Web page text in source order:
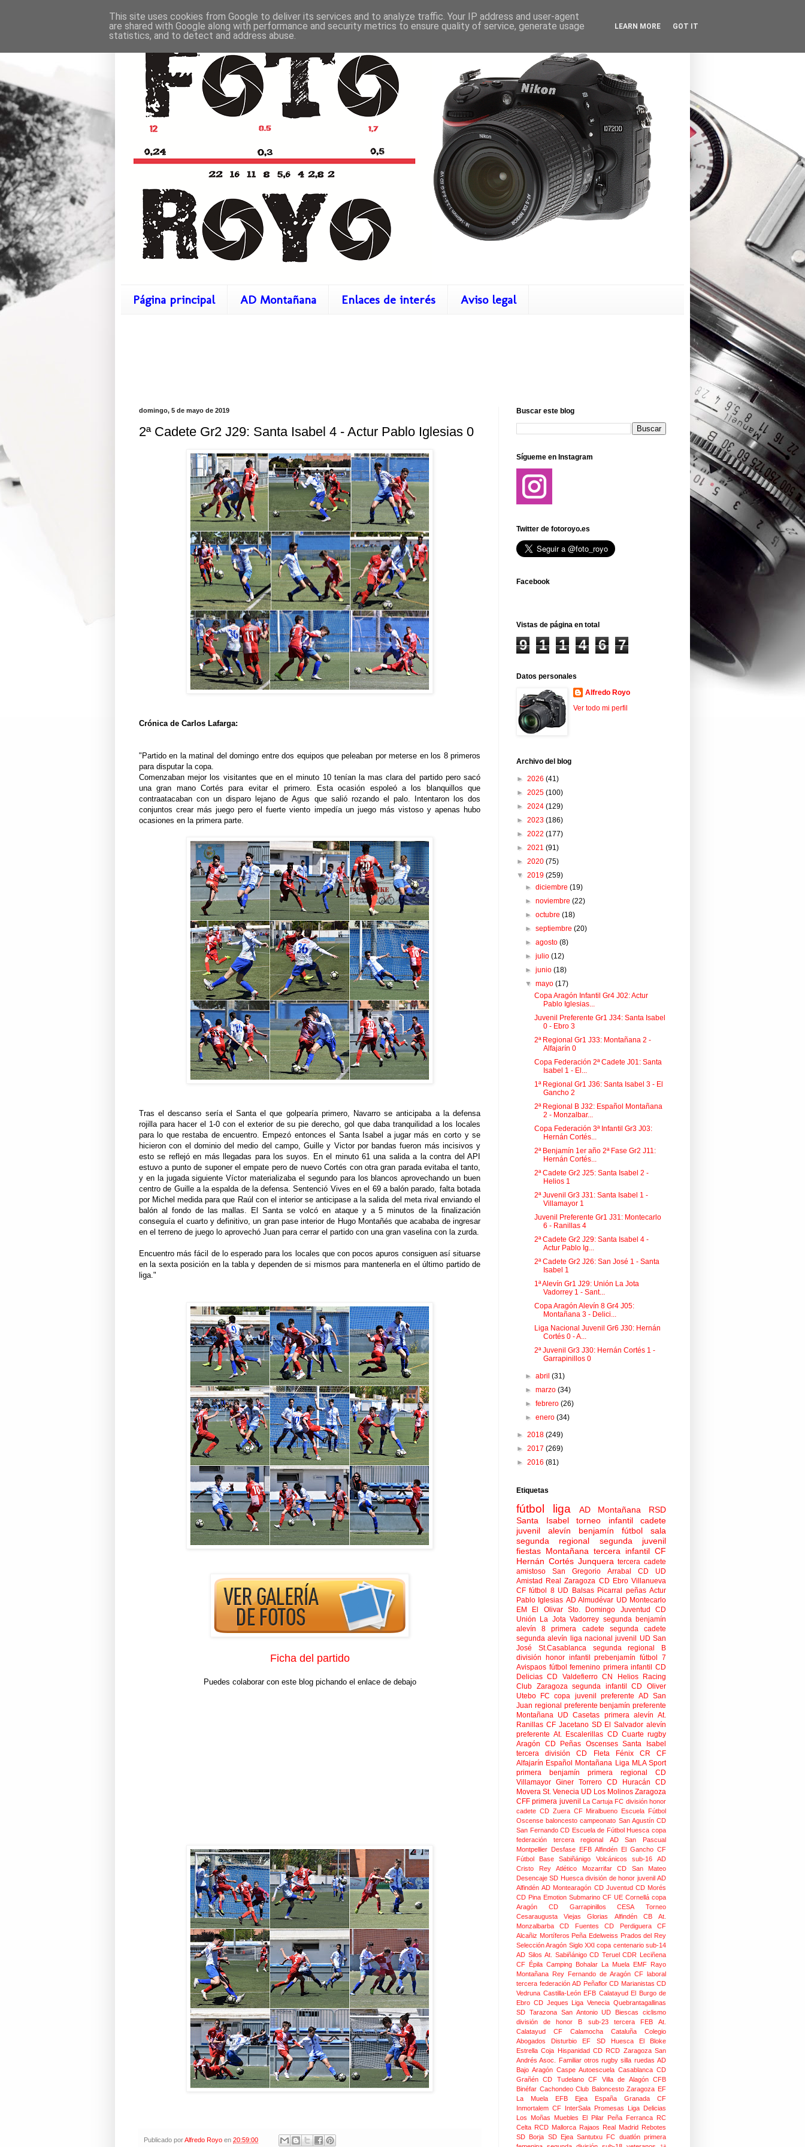
Página principal AD Montañana Enlaces de interés Aviso legal
domingo, 5 de mayo de 2019
2ª Cadete Gr2 J29: Santa Isabel 4 - Actur Pablo Iglesias 0
Crónica de Carlos Lafarga:
"Partido en la matinal del domingo entre dos equipos que peleaban por meterse en los 8 primeros
para disputar la copa.
Comenzaban mejor los visitantes que en el minuto 10 tenían la mas clara del partido pero sacó
una gran mano Cortés para evitar el primero. Esta ocasión espoleó a los blanquillos que
contraatacaban con un disparo lejano de Agus que salió rozando el palo. Intentaron los dos
conjuntos crear más juego pero el fuerte viento impedía un juego más vistoso y apenas hubo
ocasiones en la primera parte.
Tras el descanso sería el Santa el que golpearía primero, Navarro se anticipaba a la defensa
rojilla para hacer el 1-0 con el exterior de su pie derecho, gol que daba tranquilidad a los locales
para lo que restaba de encuentro. Empezó entonces el Santa Isabel a jugar más en corto y se
hicieron con el dominio del medio del campo, Guille y Victor por bandas fueron más incisivos y
esto se reflejó en más llegadas para los suyos. En el minuto 61 una salida a la contra del API
estuvo a punto de suponer el empate pero de nuevo Cortés con otra gran parada evitaba el tanto,
y en la jugada siguiente Víctor materializaba el segundo para los blancos aprovechando un buen
centro de Guille a la espalda de la defensa. Sentenció Vives en el 69 a balón parado, falta botada
por Michel medida para que Raúl con el interior se anticipase a la salida del meta rival enviando el
balón al fondo de las mallas. El Santa se volcó en ataque y a 5 minutos de la finalización
conseguía el cuarto y definitivo, un gran pase interior de Hugo Montañés que acababa de ingresar
en el terreno de juego lo aprovechó Juan para cerrar el partido con una gran vaselina con la zurda.
Encuentro más fácil de lo esperado para los locales que con pocos apuros consiguen así situarse
en la sexta posición en la tabla y dependen de si mismos para mantenerla en el último partido de
liga."
Ficha del partido
Puedes colaborar con este blog pichando el enlace de debajo
Publicado porAlfredo Royo en 20:59:00
Buscar este blog
Sígueme en Instagram
Twitter de fotoroyo.es
Facebook
Vistas de página en total
9 1 1 4 6 7
Datos personales
Alfredo Royo
Ver todo mi perfil
Archivo del blog
► 2026 (41)
► 2025 (100)
► 2024 (129)
► 2023 (186)
► 2022 (177)
► 2021 (91)
► 2020 (75)
▼ 2019 (259)
►diciembre(19)
►noviembre(22)
►octubre(18)
►septiembre(20)
►agosto(8)
►julio(12)
►junio(18)
▼mayo(17)
Copa Aragón Infantil Gr4 J02: Actur
Pablo Iglesias...
Juvenil Preferente Gr1 J34: Santa Isabel
0 - Ebro 3
2ª Regional Gr1 J33: Montañana 2 -
Alfajarín 0
Copa Federación 2ª Cadete J01: Santa
Isabel 1 - El...
1ª Regional Gr1 J36: Santa Isabel 3 - El
Gancho 2
2ª Regional B J32: Español Montañana
2 - Monzalbar...
Copa Federación 3ª Infantil Gr3 J03:
Hernán Cortés...
2ª Benjamín 1er año 2ª Fase Gr2 J11:
Hernán Cortés...
2ª Cadete Gr2 J25: Santa Isabel 2 -
Helios 1
2ª Juvenil Gr3 J31: Santa Isabel 1 -
Villamayor 1
Juvenil Preferente Gr1 J31: Montecarlo
6 - Ranillas 4
2ª Cadete Gr2 J29: Santa Isabel 4 -
Actur Pablo Ig...
2ª Cadete Gr2 J26: San José 1 - Santa
Isabel 1
1ª Alevín Gr1 J29: Unión La Jota
Vadorrey 1 - Sant...
Copa Aragón Alevín 8 Gr4 J05:
Montañana 3 - Delici...
Liga Nacional Juvenil Gr6 J30: Hernán
Cortés 0 - A...
2ª Juvenil Gr3 J30: Hernán Cortés 1 -
Garrapinillos 0
►abril(31)
►marzo(34)
►febrero(26)
►enero(34)
► 2018 (249)
► 2017 (269)
► 2016 (81)
Etiquetas
fútbol liga AD Montañana
RSD
Santa Isabel
torneo infantil
cadete
juvenil
alevín benjamín
fútbol sala
segunda regional
segunda juvenil
fiestas Montañana tercera infantil CF
Hernán Cortés Junquera tercera cadete
amistoso
San Gregorio Arrabal CD
UD
Amistad
Real Zaragoza CD Ebro Villanueva
CF fútbol 8 UD Balsas Picarral peñas Actur
Pablo Iglesias AD Almudévar UD Montecarlo
EM El Olivar Sto. Domingo Juventud
CD
Unión La Jota Vadorrey segunda benjamín
alevín 8
primera cadete
segunda cadete
segunda alevín
liga nacional juvenil
UD San
José
St.Casablanca
segunda regional B
división honor infantil
prebenjamín fútbol 7
Avispaos fútbol femenino primera infantil
CD
Delicias CD Valdefierro CN Helios
Racing
Club Zaragoza segunda infantil
CD Oliver
Utebo FC copa juvenil preferente AD San
Juan regional preferente benjamín preferente
Montañana UD Casetas primera alevín At.
Ranillas CF Jacetano SD El Salvador alevín
preferente At. Escalerillas CD Cuarte rugby
Aragón
CD Peñas Oscenses Santa Isabel
tercera división
CD Fleta Fénix CR
CF
Alfajarín Español Montañana Liga MLA Sport
primera benjamín
primera regional
CD
Villamayor Giner Torrero CD Huracán
CD
Movera St. Venecia UD Los Molinos Zaragoza
CFF primera juvenil La Cartuja FC división honor
cadete CD Zuera CF Miralbueno Escuela Fútbol
Oscense baloncesto campeonato San Agustín CD
San Fernando CD Escuela de Fútbol Huesca copa
federación
tercera regional
AD San Pascual
Montpellier Desfase EFB Alfindén El Gancho CF
Fútbol Base Sabiñánigo
Volcánicos sub-16
AD
Cristo Rey
Atlético Mozarrifar
CD San Mateo
Desencaje SD Huesca división de honor juvenil AD
Alfindén AD Montearagón CD Juventud CD Morés
CD Pina Emotion Submarino CF UE Cornellá copa
Aragón
CD Garrapinillos CESA
Torneo
Cesaraugusta
Viejas Glorias Alfindén CB
At.
Monzalbarba
CD Fuentes CD Perdiguera
CF
Alcañiz Mortíferos Peña Edelweiss Prados del Rey
Selección Aragón Siglo XXI copa centenario sub-14
AD Silos At. Sabiñánigo CD Teruel CDR Leciñena
CF Épila Camping Bohalar La Muela EMF Rayo
Montañana Rey Fernando de Aragón CF laboral
tercera federación AD Peñaflor CD Marianistas CD
Vedruna Castilla-León EFB Calatayud El Burgo de
Ebro CD Jeques Liga Venecia Quebrantagallinas
SD Tarazona San Antonio UD Biescas
ciclismo
división de honor B
sub-23 tercera FEB
At.
Calatayud
CF Calamocha Cataluña
Colegio
Abogados
Disturbio EF SD Huesca
El Bloke
Estrella Coja Hispanidad CD RCD Zaragoza San
Andrés Asoc. Familiar otros rugby silla ruedas AD
Bajo Aragón Caspe Autoescuela Casablanca CD
Grañén
CD Tudelano CF Villa de Alagón
CFB
Binéfar Cachondeo Club Baloncesto Zaragoza EF
La Muela
EFB Ejea España
Granada CF
Inmortalem CF InterSala Promesas
Liga Delicias
Los Moñas
Muebles El Pilar Peña Ferranca RC
Celta RCD Mallorca Rajaos Real Madrid Rebotes
SD Borja SD Ejea Santutxu FC duatlón primera
This site uses cookies from Google to deliver its services and to analyze traffic. Your IP address and user-agent
are shared with Google along with performance and security metrics to ensure quality of service, generate usage
statistics, and to detect and address abuse.
LEARN MORE GOT IT